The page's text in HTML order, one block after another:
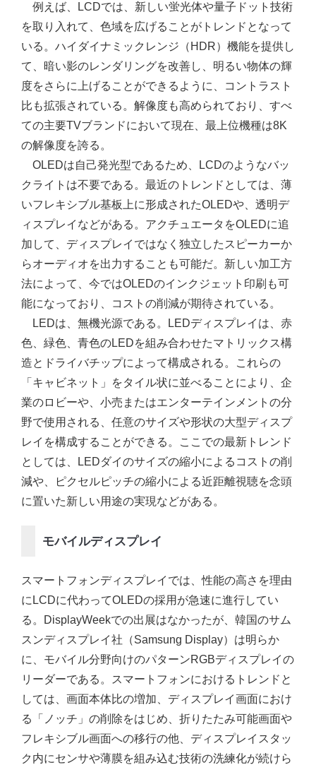
例えば、LCDでは、新しい蛍光体や量子ドット技術
を取り入れて、色域を広げることがトレンドとなって
いる。ハイダイナミックレンジ（HDR）機能を提供し
て、暗い影のレンダリングを改善し、明るい物体の輝
度をさらに上げることができるように、コントラスト
比も拡張されている。解像度も高められており、すべ
ての主要TVブランドにおいて現在、最上位機種は8K
の解像度を誇る。
OLEDは自己発光型であるため、LCDのようなバッ
クライトは不要である。最近のトレンドとしては、薄
いフレキシブル基板上に形成されたOLEDや、透明デ
ィスプレイなどがある。アクチュエータをOLEDに追
加して、ディスプレイではなく独立したスピーカーか
らオーディオを出力することも可能だ。新しい加工方
法によって、今ではOLEDのインクジェット印刷も可
能になっており、コストの削減が期待されている。
LEDは、無機光源である。LEDディスプレイは、赤
色、緑色、青色のLEDを組み合わせたマトリックス構
造とドライバチップによって構成される。これらの
「キャビネット」をタイル状に並べることにより、企
業のロビーや、小売またはエンターテインメントの分
野で使用される、任意のサイズや形状の大型ディスプ
レイを構成することができる。ここでの最新トレンド
としては、LEDダイのサイズの縮小によるコストの削
減や、ピクセルピッチの縮小による近距離視聴を念頭
に置いた新しい用途の実現などがある。
モバイルディスプレイ
スマートフォンディスプレイでは、性能の高さを理由
にLCDに代わってOLEDの採用が急速に進行してい
る。DisplayWeekでの出展はなかったが、韓国のサム
スンディスプレイ社（Samsung Display）は明らか
に、モバイル分野向けのパターンRGBディスプレイの
リーダーである。スマートフォンにおけるトレンドと
しては、画面本体比の増加、ディスプレイ画面におけ
る「ノッチ」の削除をはじめ、折りたたみ可能画面や
フレキシブル画面への移行の他、ディスプレイスタッ
ク内にセンサや薄膜を組み込む技術の洗練化が続けら